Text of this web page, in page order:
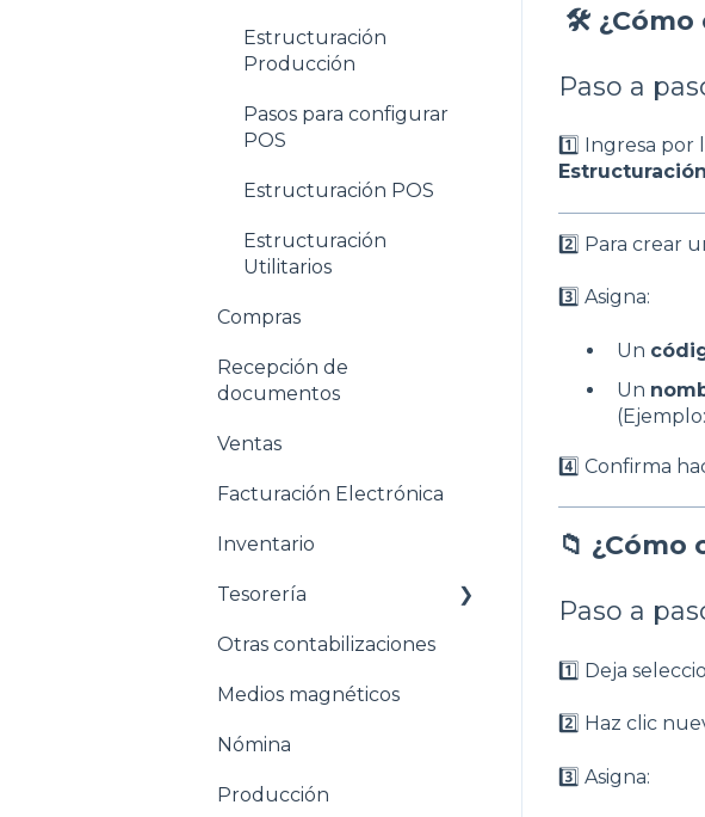
🛠️ ¿Cómo
Paso a
1️⃣ Ingresa por
2️⃣ Para crear
3️⃣ Asigna:
Un
Un
4️⃣ Confirma
📁
Paso a
1️⃣ Deja
2️⃣ Haz clic
3️⃣ Asigna:
Estructuración
Producción
Pasos para configurar
POS
Estructuración POS
Estructuración
Utilitarios
Compras
Recepción de
documentos
Ventas
Facturación Electrónica
Inventario
Tesorería
Conciliacion bancaria
Otras contabilizaciones
Medios magnéticos
Nómina
Producción